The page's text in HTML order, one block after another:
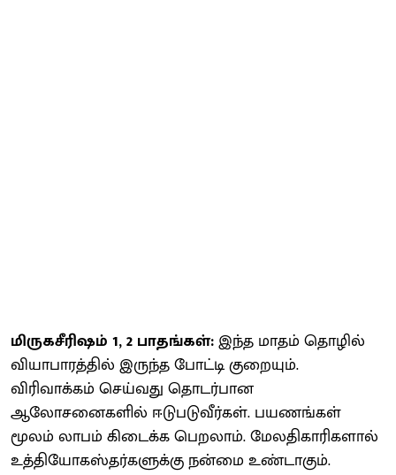
மிருகசீரிஷம் 1, 2 பாதங்கள்:இந்த மாதம் தொழில்
வியாபாரத்தில் இருந்த போட்டி குறையும்.
விரிவாக்கம் செய்வது தொடர்பான
ஆலோசனைகளில் ஈடுபடுவீர்கள். பயணங்கள்
மூலம் லாபம் கிடைக்க பெறலாம். மேலதிகாரிகளால்
உத்தியோகஸ்தர்களுக்கு நன்மை உண்டாகும்.